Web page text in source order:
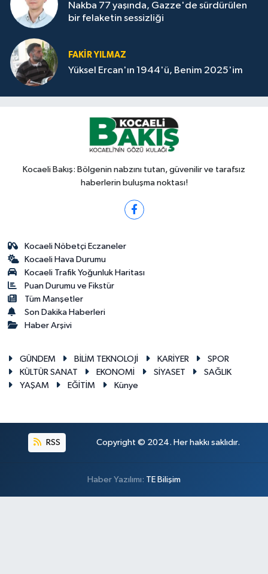
Nakba 77 yaşında, Gazze'de sürdürülen
bir felaketin sessizliği
FAKİR YILMAZ
Yüksel Ercan'ın 1944'ü, Benim 2025'im
Kocaeli Bakış: Bölgenin nabzını tutan, güvenilir ve tarafsız
haberlerin buluşma noktası!
Kocaeli Nöbetçi Eczaneler
Kocaeli Hava Durumu
Kocaeli Trafik Yoğunluk Haritası
Puan Durumu ve Fikstür
Tüm Manşetler
Son Dakika Haberleri
Haber Arşivi
GÜNDEM BİLİM TEKNOLOJİ KARİYER
SPOR
KÜLTÜR SANAT
EKONOMİ SİYASET
SAĞLIK
YAŞAM
EĞİTİM Künye
RSS Copyright © 2024. Her hakkı saklıdır.
Haber Yazılımı: TE Bilişim